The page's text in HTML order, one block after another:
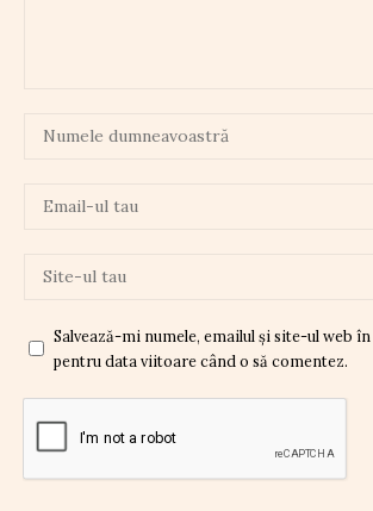
Salvează-mi numele, emailul și site-ul web
pentru data viitoare când o să comentez.